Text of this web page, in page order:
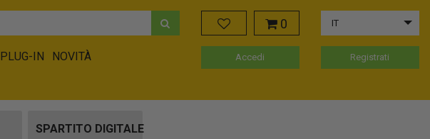
PLUG-IN
NOVITÀ
0 IT
Accedi Registrati
SPARTITO DIGITALE